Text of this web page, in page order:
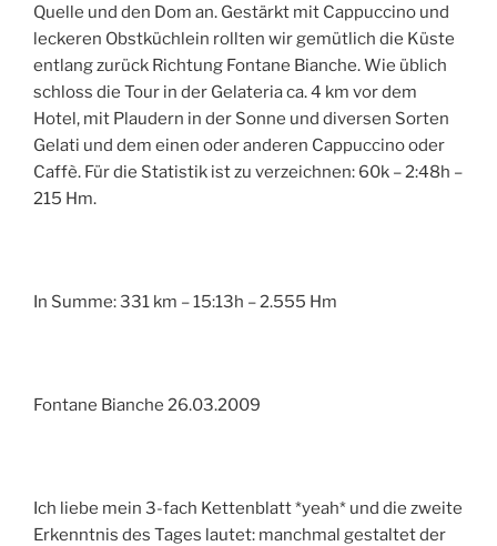
Quelle und den Dom an. Gestärkt mit Cappuccino und
leckeren Obstküchlein rollten wir gemütlich die Küste
entlang zurück Richtung Fontane Bianche. Wie üblich
schloss die Tour in der Gelateria ca. 4 km vor dem
Hotel, mit Plaudern in der Sonne und diversen Sorten
Gelati und dem einen oder anderen Cappuccino oder
Caffè. Für die Statistik ist zu verzeichnen: 60k – 2:48h –
215 Hm.
In Summe: 331 km – 15:13h – 2.555 Hm
Fontane Bianche 26.03.2009
Ich liebe mein 3-fach Kettenblatt *yeah* und die zweite
Erkenntnis des Tages lautet: manchmal gestaltet der